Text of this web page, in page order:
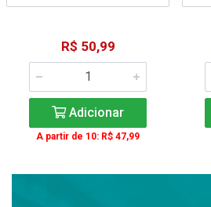
R$ 50,99
Adicionar
A partir de 10: R$ 47,99